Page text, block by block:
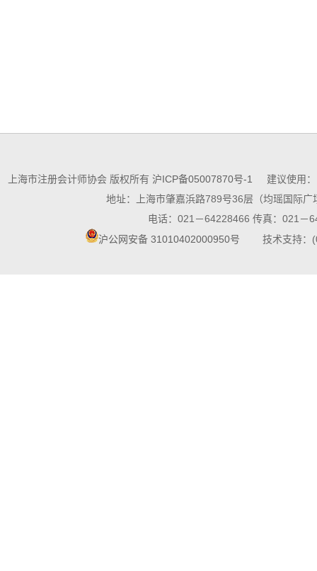
上海市注册会计师协会 版权所有 沪ICP备05007870号-1
建议使用：
地址：上海市肇嘉浜路789号36层（均瑶国际广
电话：021－64228466 传真：021－
沪公网安备 31010402000950号 技术支持：